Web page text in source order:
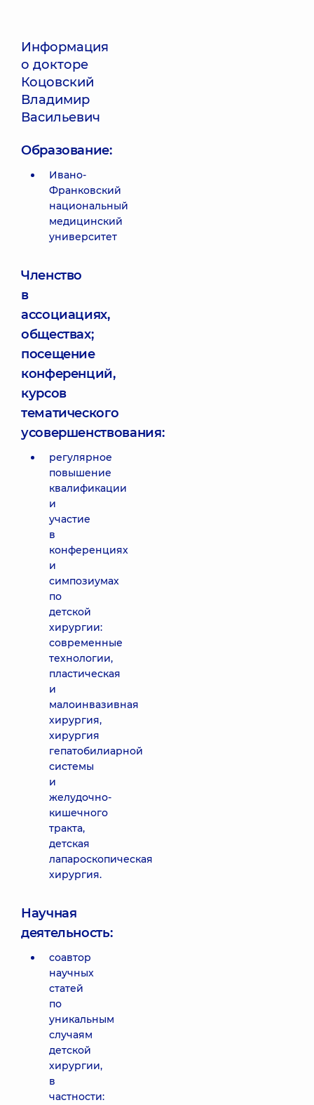
Информация
о докторе
Коцовский
Владимир
Васильевич
Образование:
Ивано-
Франковский
национальный
медицинский
университет
Членство
в
ассоциациях,
обществах;
посещение
конференций,
курсов
тематического
усовершенствования:
регулярное
повышение
квалификации
и
участие
в
конференциях
и
симпозиумах
по
детской
хирургии:
современные
технологии,
пластическая
и
малоинвазивная
хирургия,
хирургия
гепатобилиарной
системы
и
желудочно-
кишечного
тракта,
детская
лапароскопическая
хирургия.
Научная
деятельность:
соавтор
научных
статей
по
уникальным
случаям
детской
хирургии,
в
частности: